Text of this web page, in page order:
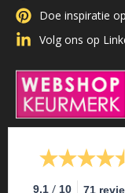
Doe inspiratie
Volg ons op
9.1 / 10 71